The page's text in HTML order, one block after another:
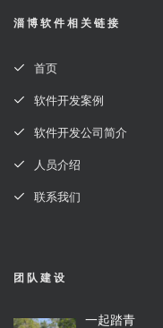
淄博软件相关链接
首页
软件开发案例
软件开发公司简介
人员介绍
联系我们
团队建设
一起踏青